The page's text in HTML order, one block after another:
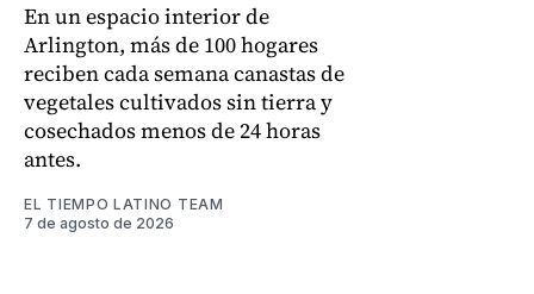
En un espacio interior de
Arlington, más de 100 hogares
reciben cada semana canastas de
vegetales cultivados sin tierra y
cosechados menos de 24 horas
antes.
EL TIEMPO LATINO TEAM
7 de agosto de 2026